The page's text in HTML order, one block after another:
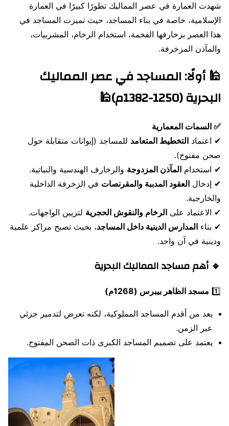
شهدت العمارة في عصر المماليك تطورًا كبيرًا في العمارة
الإسلامية، خاصة في بناء المساجد، حيث تميزت المساجد في
هذا العصر بزخارفها الفخمة، استخدام الرخام، المشربيات،
والمآذن المزخرفة.
🕌أولًا: المساجد في عصر المماليك
البحرية (1250-1382م)
🕌
✅ السمات المعمارية
✔ اعتماد التخطيط المتعامد للمساجد (إيوانات متقابلة حول
صحن مفتوح).
✔ استخدام المآذن المزدوجة والزخارف الهندسية والنباتية.
✔ إدخال العقود المدببة والمقرنصات في الزخرفة الداخلية
والخارجية.
✔ الاعتماد على الرخام والنقوش الحجرية لتزيين الواجهات.
✔ بناء المدارس الدينية داخل المساجد، بحيث تصبح مراكز علمية
ودينية في آن واحد.
🔹 أهم مساجد المماليك البحرية
1️⃣ مسجد الظاهر بيبرس (1268م)
يعد من أقدم المساجد المملوكية، لكنه تعرض لتدمير جزئي
عبر الزمن.
يعتمد على تصميم المساجد الكبرى ذات الصحن المفتوح.